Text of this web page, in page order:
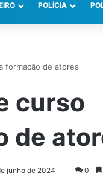
POLÍCIA
formação de atores
curso
de
junho de 2024 0